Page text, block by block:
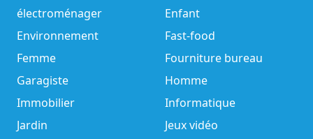
électroménager
Enfant
Environnement
Fast-food
Femme
Fourniture bureau
Garagiste
Homme
Immobilier
Informatique
Jardin
Jeux vidéo